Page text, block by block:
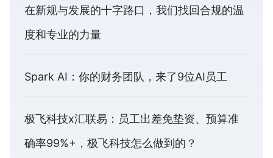
在新规与发展的十字路口，我们找回合规的温
度和专业的力量
Spark AI：你的财务团队，来了9位AI员工
极飞科技x汇联易：员工出差免垫资、预算准
确率99%+，极飞科技怎么做到的？